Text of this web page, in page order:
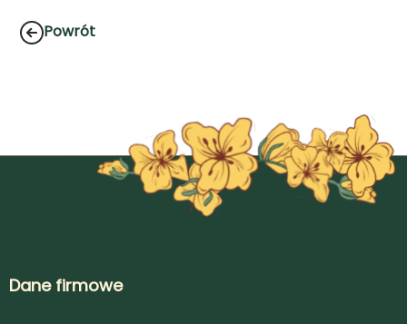
Powrót
Dane firmowe